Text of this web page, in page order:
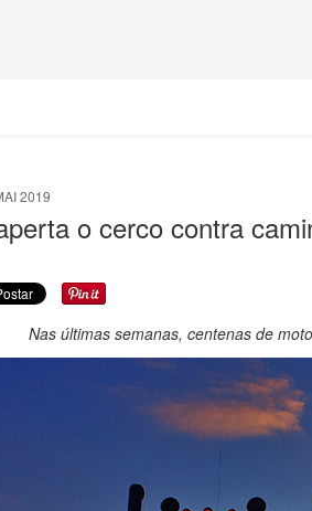
2019
o cerco contra
Nas últimas semanas, centenas de